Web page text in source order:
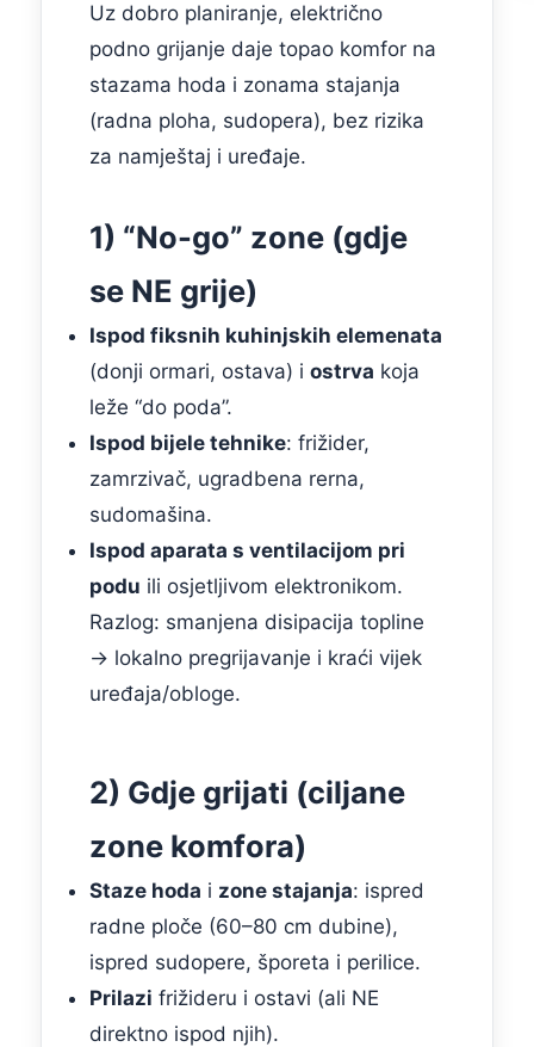
Uz dobro planiranje, električno
podno grijanje daje topao komfor na
stazama hoda i zonama stajanja
(radna ploha, sudopera), bez rizika
za namještaj i uređaje.
1) “No-go” zone (gdje
se NE grije)
Ispod fiksnih kuhinjskih elemenata
(donji ormari, ostava) i ostrva koja
leže “do poda”.
Ispod bijele tehnike: frižider,
zamrzivač, ugradbena rerna,
sudomašina.
Ispod aparata s ventilacijom pri
podu ili osjetljivom elektronikom.
Razlog: smanjena disipacija topline
→ lokalno pregrijavanje i kraći vijek
uređaja/obloge.
2) Gdje grijati (ciljane
zone komfora)
Staze hoda i zone stajanja: ispred
radne ploče (60–80 cm dubine),
ispred sudopere, šporeta i perilice.
Prilazi frižideru i ostavi (ali NE
direktno ispod njih).